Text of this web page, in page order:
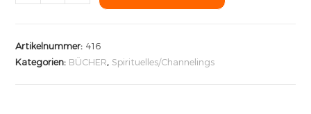
Artikelnummer: 416
Kategorien: BÜCHER,Spirituelles/Channelings